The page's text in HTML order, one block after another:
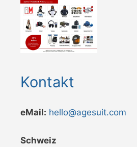
Kontakt
eMail: hello@agesuit.com
Schweiz